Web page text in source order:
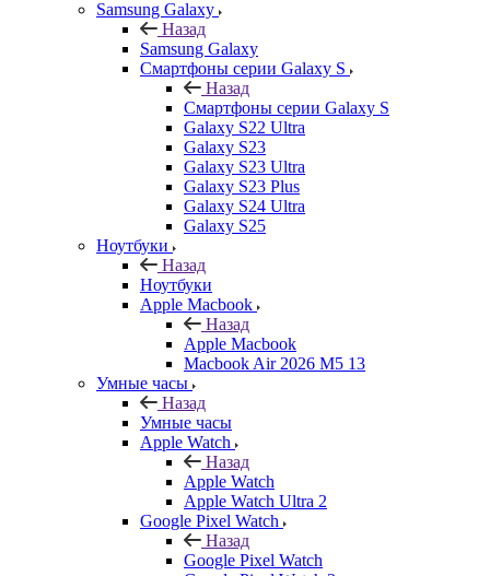
Samsung Galaxy
Назад
Samsung Galaxy
Смартфоны серии Galaxy S
Назад
Смартфоны серии Galaxy S
Galaxy S22 Ultra
Galaxy S23
Galaxy S23 Ultra
Galaxy S23 Plus
Galaxy S24 Ultra
Galaxy S25
Ноутбуки
Назад
Ноутбуки
Apple Macbook
Назад
Apple Macbook
Macbook Air 2026 M5 13
Умные часы
Назад
Умные часы
Apple Watch
Назад
Apple Watch
Apple Watch Ultra 2
Google Pixel Watch
Назад
Google Pixel Watch